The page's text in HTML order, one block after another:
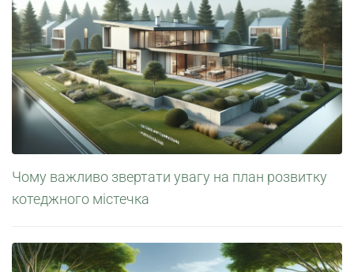
Чому важливо звертати увагу на план розвитку
котеджного містечка